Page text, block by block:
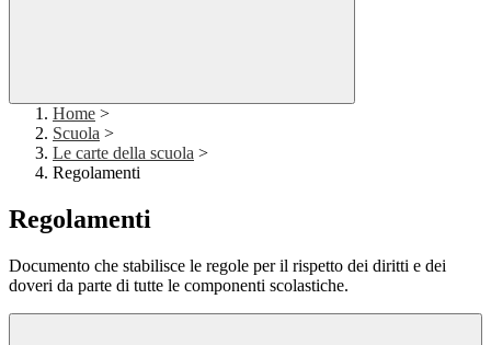
Home >
Scuola >
Le carte della scuola >
Regolamenti
Regolamenti
Documento che stabilisce le regole per il rispetto dei diritti e dei
doveri da parte di tutte le componenti scolastiche.